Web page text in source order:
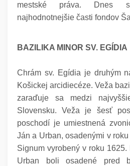
mestské práva. Dnes
najhodnotnejšie časti fondov
BAZILIKA MINOR SV. EGÍDIA
Chrám sv. Egídia je druhým
Košickej arcidiecéze. Veža
zaraďuje sa medzi
Slovensku. Veža je šesť
poschodí je umiestnená
Ján a Urban, osadenými v
Signum vyrobený v roku
Urban boli osadené pred